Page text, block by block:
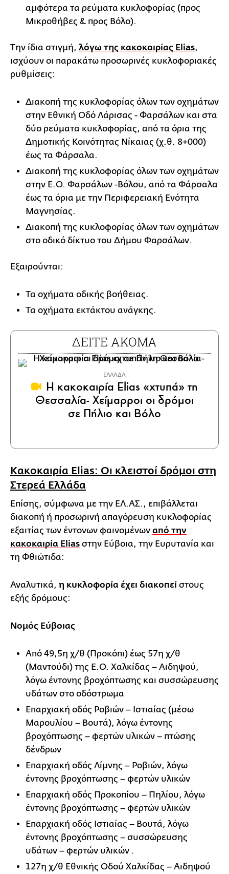
αμφότερα τα ρεύματα κυκλοφορίας (προς
Μικροθήβες & προς Βόλο).
Την ίδια στιγμή, λόγω της κακοκαιρίας Elias,
ισχύουν οι παρακάτω προσωρινές κυκλοφοριακές
ρυθμίσεις:
Διακοπή της κυκλοφορίας όλων των οχημάτων
στην Εθνική Οδό Λάρισας - Φαρσάλων και στα
δύο ρεύματα κυκλοφορίας, από τα όρια της
Δημοτικής Κοινότητας Νίκαιας (χ.θ. 8+000)
έως τα Φάρσαλα.
Διακοπή της κυκλοφορίας όλων των οχημάτων
στην Ε.Ο. Φαρσάλων -Βόλου, από τα Φάρσαλα
έως τα όρια με την Περιφερειακή Ενότητα
Μαγνησίας.
Διακοπή της κυκλοφορίας όλων των οχημάτων
στο οδικό δίκτυο του Δήμου Φαρσάλων.
Εξαιρούνται:
Τα οχήματα οδικής βοήθειας.
Τα οχήματα εκτάκτου ανάγκης.
ΔΕΙΤΕ ΑΚΟΜΑ
ΕΛΛΑΔΑ
H κακοκαιρία Elias «χτυπά» τη
Θεσσαλία- Χείμαρροι οι δρόμοι
σε Πήλιο και Βόλο
Κακοκαιρία Elias: Οι κλειστοί δρόμοι στη
Στερεά Ελλάδα
Επίσης, σύμφωνα με την ΕΛ.ΑΣ., επιβάλλεται
διακοπή ή προσωρινή απαγόρευση κυκλοφορίας
εξαιτίας των έντονων φαινομένων από την
κακοκαιρία Elias στην Εύβοια, την Ευρυτανία και
τη Φθιώτιδα:
Αναλυτικά, η κυκλοφορία έχει διακοπεί στους
εξής δρόμους:
Νομός Εύβοιας
Από 49,5η χ/θ (Προκόπι) έως 57η χ/θ
(Μαντούδι) της Ε.Ο. Χαλκίδας – Αιδηψού,
λόγω έντονης βροχόπτωσης και συσσώρευσης
υδάτων στο οδόστρωμα
Επαρχιακή οδός Ροβιών – Ιστιαίας (μέσω
Μαρουλίου – Βουτά), λόγω έντονης
βροχόπτωσης – φερτών υλικών – πτώσης
δένδρων
Επαρχιακή οδός Λίμνης – Ροβιών, λόγω
έντονης βροχόπτωσης – φερτών υλικών
Επαρχιακή οδός Προκοπίου – Πηλίου, λόγω
έντονης βροχόπτωσης – φερτών υλικών
Επαρχιακή οδός Ιστιαίας – Βουτά, λόγω
έντονης βροχόπτωσης – συσσώρευσης
υδάτων – φερτών υλικών .
127η χ/θ Εθνικής Οδού Χαλκίδας – Αιδηψού